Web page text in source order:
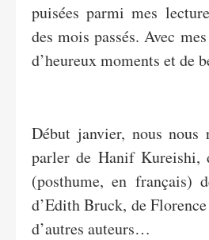
puisées parmi mes
des mois passés. Avec
d’heureux moments et de
Début janvier, nous nous
parler de Hanif Kureishi,
(posthume, en français)
d’Edith Bruck, de
d’autres auteurs…